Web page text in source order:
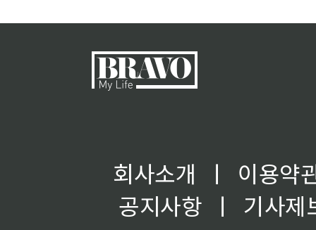
회사소개 ㅣ
이용약
공지사항
ㅣ
기사제